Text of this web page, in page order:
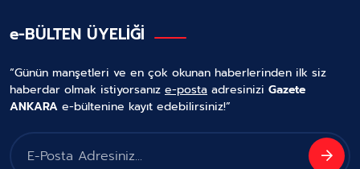
e-BÜLTEN ÜYELİĞİ
“Günün manşetleri ve en çok okunan haberlerinden ilk siz
haberdar olmak istiyorsanız e-posta adresinizi Gazete
ANKARA e-bültenine kayıt edebilirsiniz!”